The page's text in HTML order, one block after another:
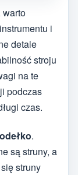
warto
i
detale
stroju
na te
podczas
czas.
.
są struny, a
struny